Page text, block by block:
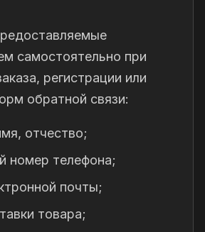
самостоятельно при
регистрации или
обратной связи:
отчество;
номер телефона;
почты;
товара;